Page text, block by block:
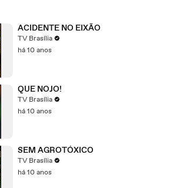
ACIDENTE NO EIXÃO
TV Brasília
há 10 anos
QUE NOJO!
TV Brasília
há 10 anos
SEM AGROTÓXICO
TV Brasília
há 10 anos